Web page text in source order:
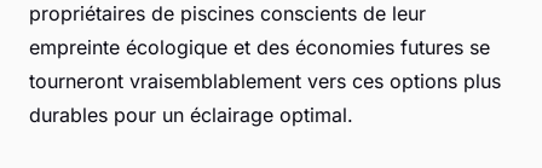
propriétaires de piscines conscients de leur
empreinte écologique et des économies futures se
tourneront vraisemblablement vers ces options plus
durables pour un éclairage optimal.